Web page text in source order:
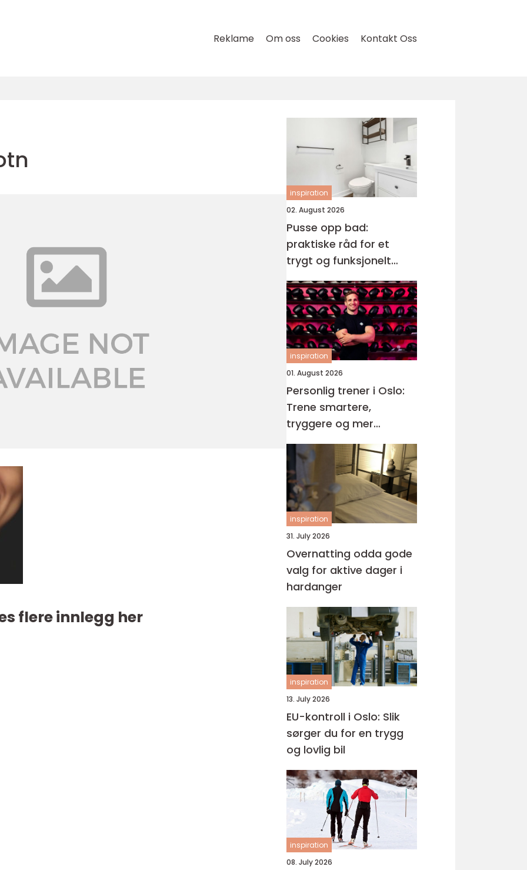
Reklame Om oss Cookies Kontakt Oss
flere innlegg her
inspiration
02. August 2026
Pusse opp bad:
praktiske råd for et
trygt og funksjonelt
våtrom
inspiration
01. August 2026
Personlig trener i Oslo:
Trene smartere,
tryggere og mer
målrettet
inspiration
31. July 2026
Overnatting odda gode
valg for aktive dager i
hardanger
inspiration
13. July 2026
EU-kontroll i Oslo: Slik
sørger du for en trygg
og lovlig bil
inspiration
08. July 2026